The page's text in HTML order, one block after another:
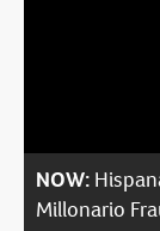
NOW:
Millonario